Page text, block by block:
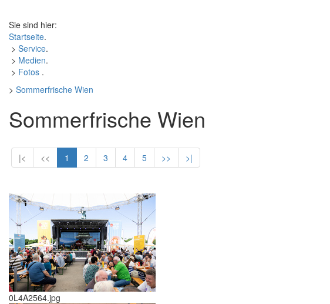
Sie sind hier:
Startseite.
> Service.
> Medien.
> Fotos .
> Sommerfrische Wien
Sommerfrische Wien
|< << 1 2 3 4 5 >> >|
0L4A2564.jpg